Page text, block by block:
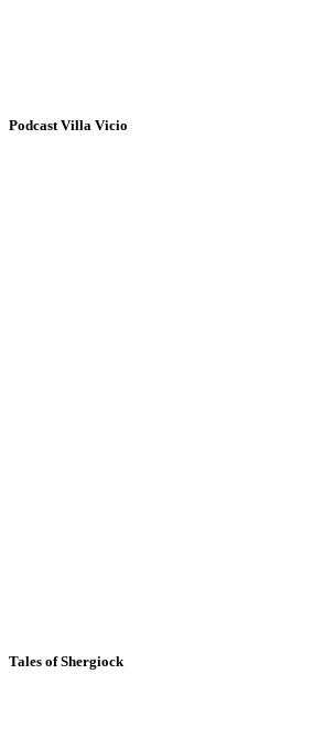
Podcast Villa Vicio
Tales of Shergiock